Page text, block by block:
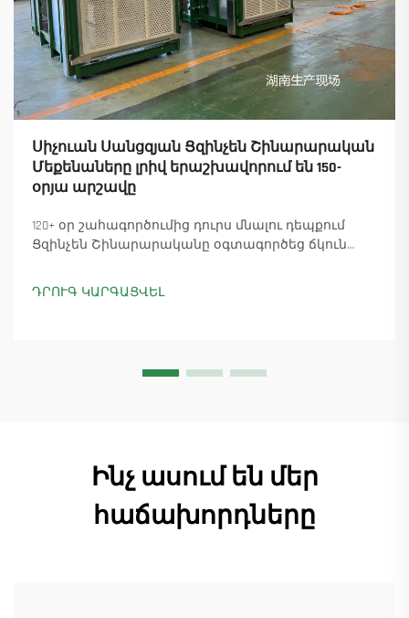
Սիչուան Սանցզյան Ցզինչեն Շինարարական
Մեքենաները լրիվ երաշխավորում են 150-
օրյա արշավը
120+ օր շահագործումից դուրս մնալու դեպքում
Ցզինչեն Շինարարականը օգտագործեց ճկուն
ապահովելով 18 աշտարակային ճանկային
տնտեսուղղիչների մատուցումը և ապահովելով
ԴՐՈՒԳ ԿԱՐԳԱՑՎԵԼ
Ինչ ասում են մեր
հաճախորդները